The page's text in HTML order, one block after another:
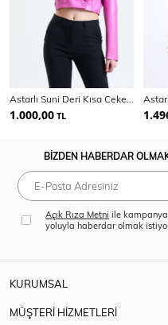
1.000,00 TL
BİZDEN HABERDAR
Açık Rıza Metni ile
yoluyla haberdar olmak
KURUMSAL
MÜŞTERİ HİZMETLERİ